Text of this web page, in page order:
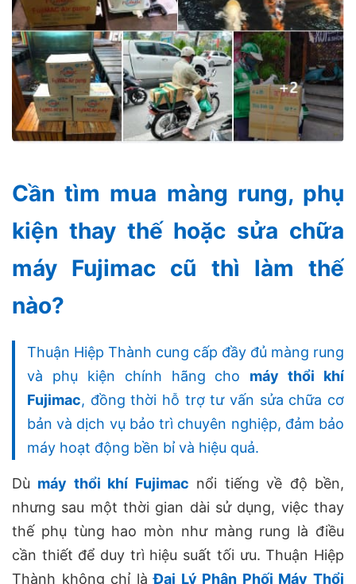
Cần tìm mua màng rung, phụ
kiện thay thế hoặc sửa chữa
máy Fujimac cũ thì làm thế
nào?
Thuận Hiệp Thành cung cấp đầy đủ màng rung
và phụ kiện chính hãng cho máy thổi khí
Fujimac, đồng thời hỗ trợ tư vấn sửa chữa cơ
bản và dịch vụ bảo trì chuyên nghiệp, đảm bảo
máy hoạt động bền bỉ và hiệu quả.
Dù máy thổi khí Fujimac nổi tiếng về độ bền,
nhưng sau một thời gian dài sử dụng, việc thay
thế phụ tùng hao mòn như màng rung là điều
cần thiết để duy trì hiệu suất tối ưu. Thuận Hiệp
Thành không chỉ làĐại Lý Phân Phối Máy Thổi